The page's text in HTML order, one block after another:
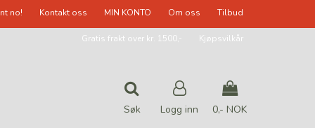
no! Kontakt oss MIN KONTO Om oss Tilbud
Gratis frakt over kr. 1500,- Kjøpsvilkår
Søk Logg inn 0,- NOK